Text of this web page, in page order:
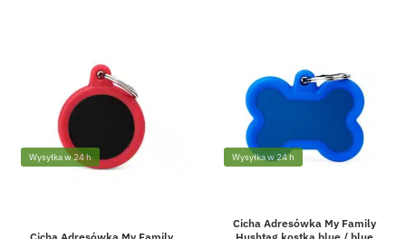
Wysyłka w 24 h Wysyłka w 24 h
Cicha Adresówka My Family